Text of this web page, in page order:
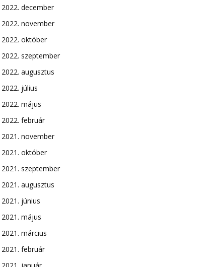
2022. december
2022. november
2022. október
2022. szeptember
2022. augusztus
2022. július
2022. május
2022. február
2021. november
2021. október
2021. szeptember
2021. augusztus
2021. június
2021. május
2021. március
2021. február